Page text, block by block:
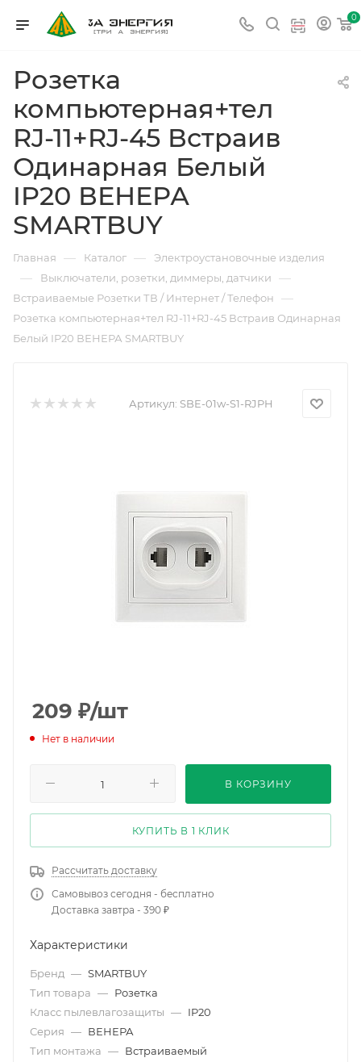
0
Розетка
компьютерная+тел
RJ-11+RJ-45 Встраив
Одинарная Белый
IP20 ВЕНЕРА
SMARTBUY
Главная — Каталог — Электроустановочные изделия
— Выключатели, розетки, диммеры, датчики —
Встраиваемые Розетки ТВ / Интернет / Телефон —
Розетка компьютерная+тел RJ-11+RJ-45 Встраив Одинарная
Белый IP20 ВЕНЕРА SMARTBUY
Артикул: SBE-01w-S1-RJPH
209 ₽/шт
Нет в наличии
В КОРЗИНУ
КУПИТЬ В 1 КЛИК
Рассчитать доставку
Самовывоз сегодня - бесплатно
Доставка завтра - 390 ₽
Характеристики
Бренд — SMARTBUY
Тип товара — Розетка
Класс пылевлагозащиты — IP20
Серия — ВЕНЕРА
Тип монтажа — Встраиваемый